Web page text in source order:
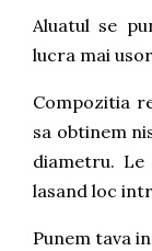
Aluatul se
lucra mai
Compozitia
sa obtinem
diametru.
lasand loc
Punem tava